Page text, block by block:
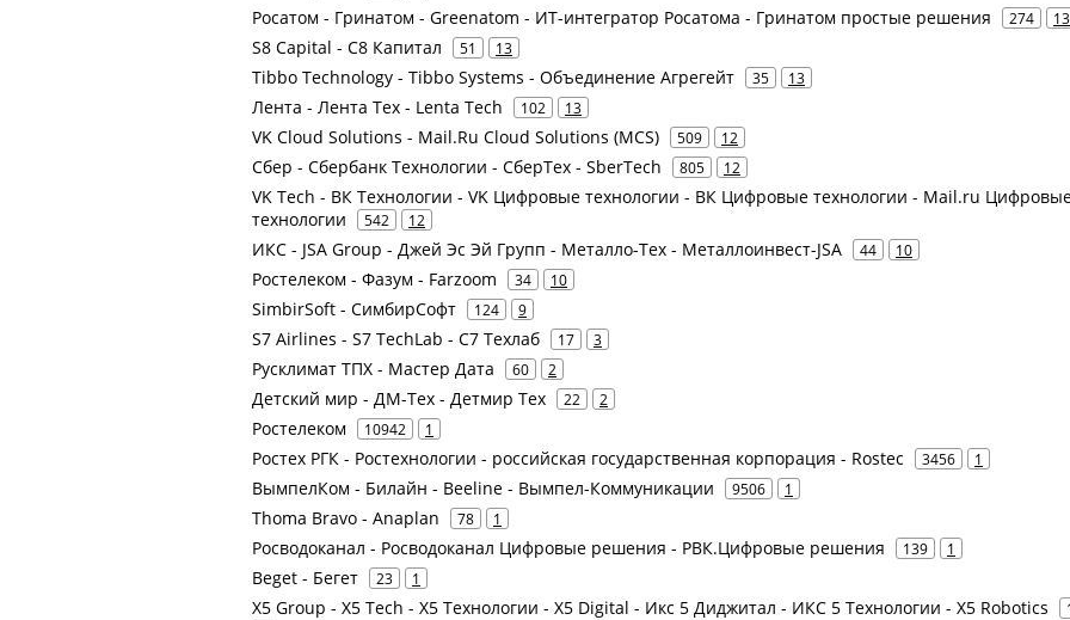
Росатом - Гринатом - Greenatom - ИТ-интегратор Росатома - Гринатом простые решения 274 13
S8 Capital - С8 Капитал 51 13
Tibbo Technology - Tibbo Systems - Объединение Агрегейт 35 13
Лента - Лента Тех - Lenta Tech 102 13
VK Cloud Solutions - Mail.Ru Cloud Solutions (MCS) 509 12
Сбер - Сбербанк Технологии - СберТех - SberTech 805 12
VK Tech - ВК Технологии - VK Цифровые технологии - ВК Цифровые технологии - Mail.ru
технологии
542 12
ИКС - JSA Group - Джей Эс Эй Групп - Металло-Тех - Металлоинвест-JSA 44 10
Ростелеком - Фазум - Farzoom 34 10
SimbirSoft - СимбирСофт 124 9
S7 Airlines - S7 TechLab - С7 Техлаб 17 3
Русклимат ТПХ - Мастер Дата 60 2
Детский мир - ДМ-Тех - Детмир Тех 22 2
Ростелеком 10942 1
Ростех РГК - Ростехнологии - российская государственная корпорация - Rostec 3456 1
ВымпелКом - Билайн - Beeline - Вымпел-Коммуникации 9506 1
Thoma Bravo - Anaplan 78 1
Росводоканал - Росводоканал Цифровые решения - РВК.Цифровые решения 139 1
Beget - Бегет 23 1
X5 Group - X5 Tech - X5 Технологии - X5 Digital - Икс 5 Диджитал - ИКС 5 Технологии - X5 Robotics